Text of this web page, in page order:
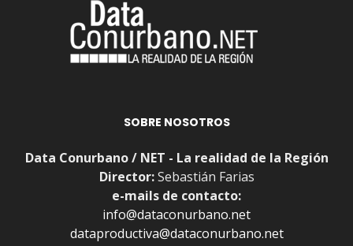
SOBRE NOSOTROS
Data Conurbano / NET - La realidad de la Región
Director:Sebastián Farias
e-mails de contacto:
info@dataconurbano.net
dataproductiva@dataconurbano.net